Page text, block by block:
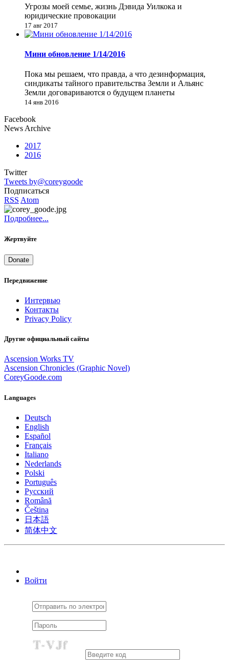
Угрозы моей семье, жизнь Дэвида Уилкока и
юридические провокации
17 авг 2017
Мини обновление 1/14/2016
Пока мы решаем, что правда, а что дезинформация,
синдикаты тайного правительства Земли и Альянс
Земли договариваются о будущем планеты
14 янв 2016
Facebook
News Archive
2017
2016
Twitter
Tweets by@coreygoode
Подписаться
RSS Atom
Подробнее...
Жертвуйте
Donate
Передвижение
Интервью
Контакты
Privacy Policy
Другие официальный сайты
Ascension Works TV
Ascension Chronicles (Graphic Novel)
CoreyGoode.com
Languages
Deutsch
English
Español
Français
Italiano
Nederlands
Polski
Português
Pусский
Română
Čeština
日本語
简体中文
Войти